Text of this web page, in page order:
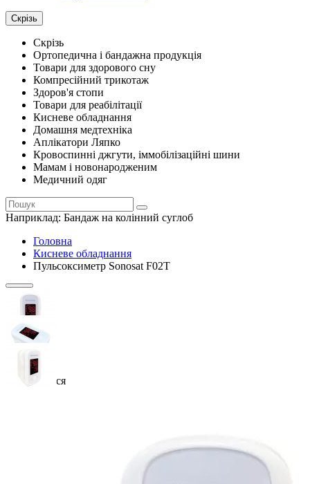
Скрізь
Скрізь
Ортопедична і бандажна продукція
Товари для здорового сну
Компресійний трикотаж
Здоров'я стопи
Товари для реабілітації
Кисневе обладнання
Домашня медтехніка
Аплікатори Ляпко
Кровоспинні джгути, іммобілізаційні шини
Мамам і новонародженим
Медичний одяг
Наприклад: Бандаж на колінний суглоб
Головна
Кисневе обладнання
Пульсоксиметр Sonosat F02T
Закінчується